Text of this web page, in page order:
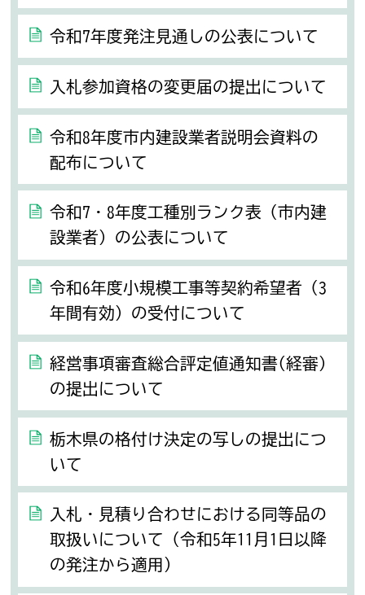
令和7年度発注見通しの公表について
入札参加資格の変更届の提出について
令和8年度市内建設業者説明会資料の
配布について
令和7・8年度工種別ランク表（市内建
設業者）の公表について
令和6年度小規模工事等契約希望者（3
年間有効）の受付について
経営事項審査総合評定値通知書(経審)
の提出について
栃木県の格付け決定の写しの提出につ
いて
入札・見積り合わせにおける同等品の
取扱いについて（令和5年11月1日以降
の発注から適用）